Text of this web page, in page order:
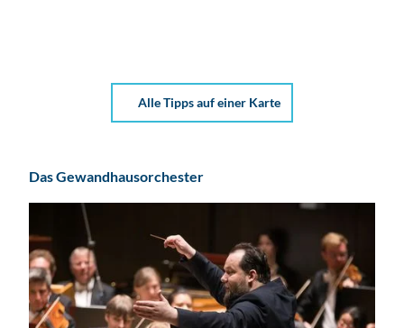
Alle Tipps auf einer Karte
Das Gewandhausorchester